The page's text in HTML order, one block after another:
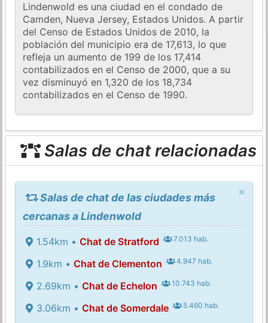
Lindenwold es una ciudad en el condado de
Camden, Nueva Jersey, Estados Unidos. A partir
del Censo de Estados Unidos de 2010, la
población del municipio era de 17,613, lo que
refleja un aumento de 199 de los 17,414
contabilizados en el Censo de 2000, que a su
vez disminuyó en 1,320 de los 18,734
contabilizados en el Censo de 1990.
Salas de chat relacionadas
×
Salas de chat de las ciudades más
cercanas a Lindenwold
1.54km • Chat de Stratford 7.013 hab.
1.9km • Chat de Clementon 4.947 hab.
2.69km • Chat de Echelon 10.743 hab.
3.06km • Chat de Somerdale 5.460 hab.